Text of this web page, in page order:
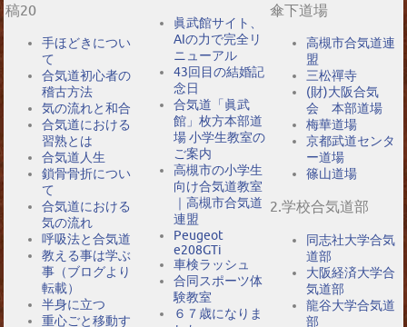
稿20
手ほどきについ
て
合気道初心者の
稽古方法
気の流れと和合
合気道における
習熟とは
合気道人生
鎖骨骨折につい
て
合気道における
気の流れ
呼吸法と合気道
教える事は学ぶ
事（ブログより
転載）
半身に立つ
重心ごと移動す
眞武館サイト、
AIの力で完全リ
ニューアル
43回目の結婚記
念日
合気道「眞武
館」枚方本部道
場 小学生教室の
ご案内
高槻市の小学生
向け合気道教室
｜高槻市合気道
連盟
Peugeot
e208GTi
車検ラッシュ
合同スポーツ体
験教室
６７歳になりま
傘下道場
高槻市合気道連
盟
三松禪寺
(財)大阪合気
会 本部道場
梅華道場
京都武道センタ
ー道場
篠山道場
2.学校合気道部
同志社大学合気
道部
大阪経済大学合
気道部
龍谷大学合気道
部